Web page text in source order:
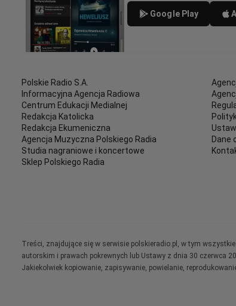
Google Play
Polskie Radio S.A.
Informacyjna Agencja Radiowa
Centrum Edukacji Medialnej
Redakcja Katolicka
Redakcja Ekumeniczna
Agencja Muzyczna Polskiego Radia
Studia nagraniowe i koncertowe
Sklep Polskiego Radia
Dane
Treści, znajdujące się w serwisie polskieradio.pl, w tym
autorskim i prawach pokrewnych lub Ustawy z dnia 30 czerwca
Jakiekolwiek kopiowanie, zapisywanie, powielanie,